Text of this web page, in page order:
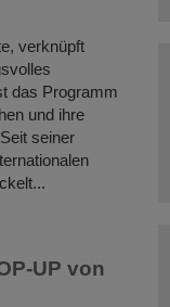
verknüpft
das Programm
und ihre
seiner
UP von